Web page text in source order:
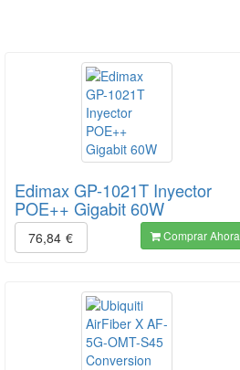
Edimax GP-1021T Inyector
POE++ Gigabit 60W
76,84 € Comprar Ahora